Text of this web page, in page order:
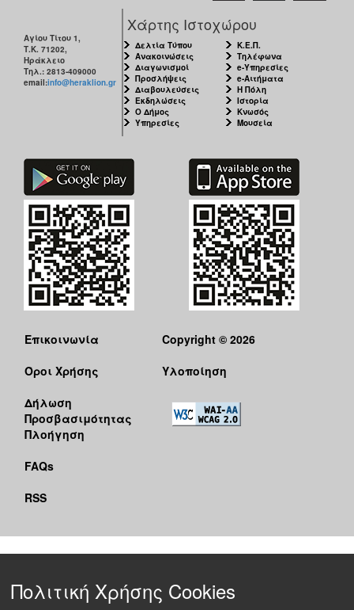
Αγίου Τίτου 1,
Τ.Κ. 71202,
Ηράκλειο
Τηλ.: 2813-409000
email:info@heraklion.gr
Χάρτης Ιστοχώρου
Δελτία Τύπου
Ανακοινώσεις
Διαγωνισμοί
Προσλήψεις
Διαβουλεύσεις
Εκδηλώσεις
Ο Δήμος
Υπηρεσίες
Κ.Ε.Π.
Τηλέφωνα
e-Υπηρεσίες
e-Αιτήματα
Η Πόλη
Ιστορία
Κνωσός
Μουσεία
Επικοινωνία
Όροι Χρήσης
Δήλωση
Προσβασιμότητας
Πλοήγηση
FAQs
RSS
Copyright © 2026
Υλοποίηση
Πολιτική Χρήσης Cookies